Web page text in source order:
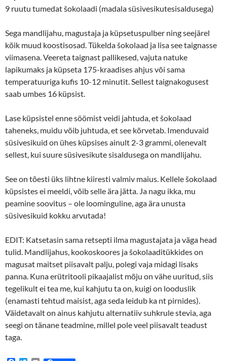
9 ruutu tumedat šokolaadi (madala süsivesikutesisaldusega)
Sega mandlijahu, magustaja ja küpsetuspulber ning seejärel
kõik muud koostisosad. Tükelda šokolaad ja lisa see taignasse
viimasena. Veereta taignast pallikesed, vajuta natuke
lapikumaks ja küpseta 175-kraadises ahjus või sama
temperatuuriga kufis 10-12 minutit. Sellest taignakogusest
saab umbes 16 küpsist.
Lase küpsistel enne söömist veidi jahtuda, et šokolaad
taheneks, muidu võib juhtuda, et see kõrvetab. Imenduvaid
süsivesikuid on ühes küpsises ainult 2-3 grammi, olenevalt
sellest, kui suure süsivesikute sisaldusega on mandlijahu.
See on tõesti üks lihtne kiiresti valmiv maius. Kellele šokolaad
küpsistes ei meeldi, võib selle ära jätta. Ja nagu ikka, mu
peamine soovitus – ole loominguline, aga ära unusta
süsivesikuid kokku arvutada!
EDIT: Katsetasin sama retsepti ilma magustajata ja väga head
tulid. Mandlijahus, kookoskoores ja šokolaaditükkides on
magusat maitset piisavalt palju, polegi vaja midagi lisaks
panna. Kuna erütritooli pikaajalist mõju on vähe uuritud, siis
tegelikult ei tea me, kui kahjutu ta on, kuigi on looduslik
(enamasti tehtud maisist, aga seda leidub ka nt pirnides).
Väidetavalt on ainus kahjutu alternatiiv suhkrule stevia, aga
seegi on tänane teadmine, millel pole veel piisavalt teadust
taga.